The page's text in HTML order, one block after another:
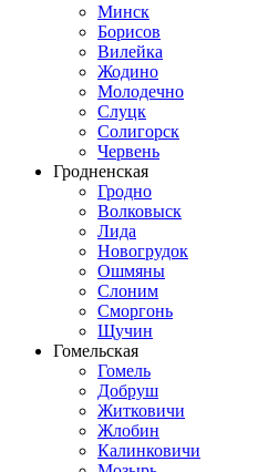
Минск
Борисов
Вилейка
Жодино
Молодечно
Слуцк
Солигорск
Червень
Гродненская
Гродно
Волковыск
Лида
Новогрудок
Ошмяны
Слоним
Сморгонь
Щучин
Гомельская
Гомель
Добруш
Житковичи
Жлобин
Калинковичи